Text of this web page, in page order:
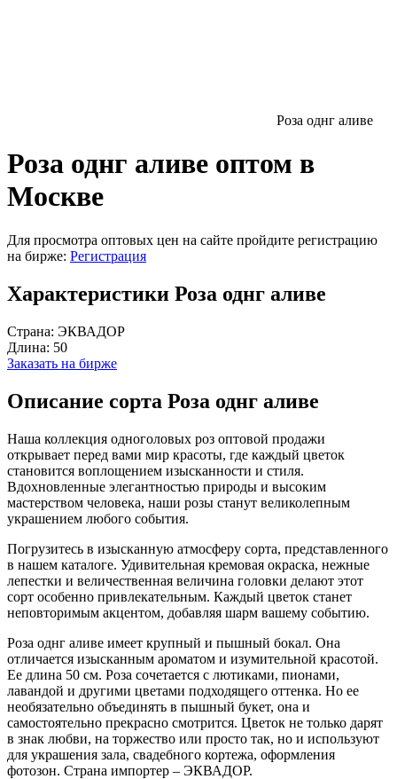
Роза однг аливе
Роза однг аливе оптом в
Москве
Для просмотра оптовых цен на сайте пройдите регистрацию
на бирже: Регистрация
Характеристики Роза однг аливе
Страна: ЭКВАДОР
Длина: 50
Заказать на бирже
Описание сорта Роза однг аливе
Наша коллекция одноголовых роз оптовой продажи
открывает перед вами мир красоты, где каждый цветок
становится воплощением изысканности и стиля.
Вдохновленные элегантностью природы и высоким
мастерством человека, наши розы станут великолепным
украшением любого события.
Погрузитесь в изысканную атмосферу сорта, представленного
в нашем каталоге. Удивительная кремовая окраска, нежные
лепестки и величественная величина головки делают этот
сорт особенно привлекательным. Каждый цветок станет
неповторимым акцентом, добавляя шарм вашему событию.
Роза однг аливе имеет крупный и пышный бокал. Она
отличается изысканным ароматом и изумительной красотой.
Ее длина 50 см. Роза сочетается с лютиками, пионами,
лавандой и другими цветами подходящего оттенка. Но ее
необязательно объединять в пышный букет, она и
самостоятельно прекрасно смотрится. Цветок не только дарят
в знак любви, на торжество или просто так, но и используют
для украшения зала, свадебного кортежа, оформления
фотозон. Страна импортер – ЭКВАДОР.